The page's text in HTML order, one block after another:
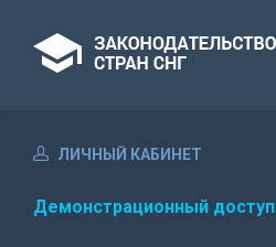
ЛИЧНЫЙ КАБИНЕТ
Демонстрационный доступ